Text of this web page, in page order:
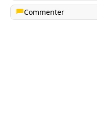
Commenter